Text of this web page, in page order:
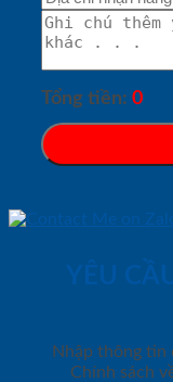
Tổng tiền: 0
YÊU
Nhập thông tin
Chính sách